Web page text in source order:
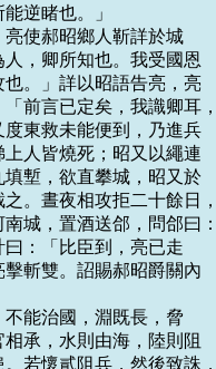
逆睹也。」
亮使郝昭鄉人靳詳於城
，卿所知也。我受國恩
。」詳以昭語告亮，亮
前言已定矣，我識卿耳，
東救未能便到，乃進兵
人皆燒死；昭又以繩連
塹，欲直攀城，昭又於
。晝夜相攻拒二十餘日，
城，置酒送郃，問郃曰：
曰：「比臣到，亮已走
斬雙。詔賜郝昭爵關內
不能治國，淵既長，脅
承，水則由海，陸則阻
若懷貳阻兵，然後致誅，